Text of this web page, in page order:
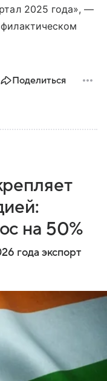
2025 года», —
Поделиться
на 50%
года экспорт